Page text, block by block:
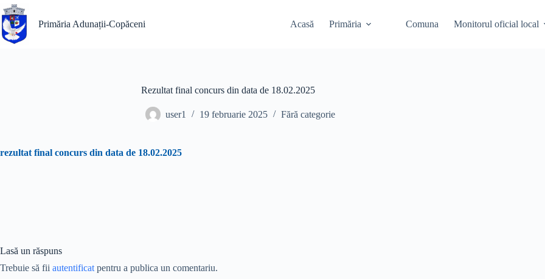
Sari
la
conținut
Primăria Adunații-Copăceni Acasă Primăria Comuna Monitorul oficial local
Rezultat final concurs din data de 18.02.2025
user1 19 februarie 2025 Fără categorie
rezultat final concurs din data de 18.02.2025
Lasă un răspuns
Trebuie să fii autentificat pentru a publica un comentariu.